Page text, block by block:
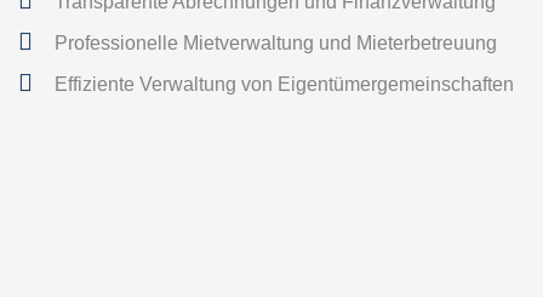
Professionelle Mietverwaltung und Mieterbetreuung
Effiziente Verwaltung von Eigentümergemeinschaften